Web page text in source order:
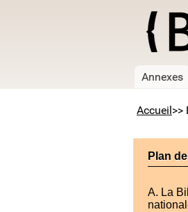
Annexes
Accueil >>
Plan
A. La